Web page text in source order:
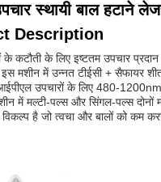
स्थायी बाल हटाने
Description
के लिए इष्टतम उपचार
मशीन में उन्नत टीईसी + सैफायर
उपचारों के लिए 480-
मल्टी-पल्स और सिंगल-पल्स दोनों
है जो त्वचा और बालों को कम